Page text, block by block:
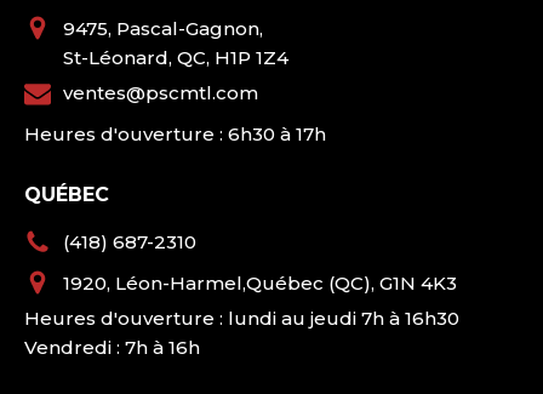
9475, Pascal-Gagnon,
St-Léonard, QC, H1P 1Z4
ventes@pscmtl.com
Heures d'ouverture : 6h30 à 17h
QUÉBEC
(418) 687-2310
1920, Léon-Harmel,Québec (QC), G1N 4K3
Heures d'ouverture : lundi au jeudi 7h à 16h30
Vendredi : 7h à 16h